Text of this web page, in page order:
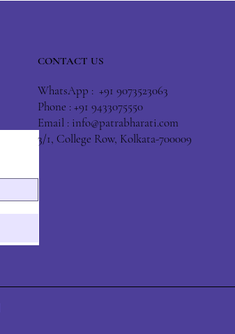
CONTACT US
WhatsApp : +91 9073523063
Phone : +91 9433075550
Email : info@patrabharati.com
3/1, College Row, Kolkata-700009